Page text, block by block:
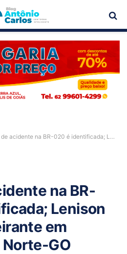
na BR-020 é identificada; Lenison Lopes era feirante em Alvorada do Norte-GO
na BR-
Lenison
em
GO